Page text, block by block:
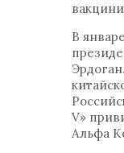
В
V»
Альфа